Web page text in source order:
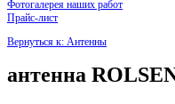
Фотогалерея наших работ
Прайс-лист
Вернуться к: Антенны
антенна